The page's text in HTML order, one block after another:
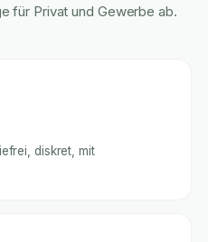
für Privat und Gewerbe ab.
diskret, mit